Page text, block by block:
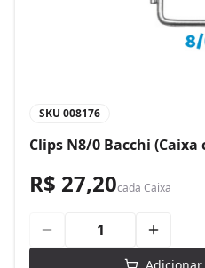
SKU 008176
Clips N8/0 Bacchi
R$ 27,20cada Caixa